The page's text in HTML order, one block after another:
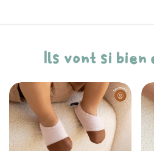
Ils vont si bien